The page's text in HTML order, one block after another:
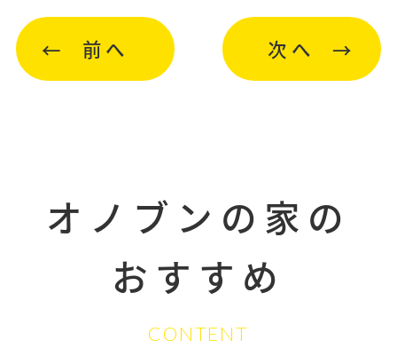
前へ 次へ
オノブンの家の
おすすめ
CONTENT